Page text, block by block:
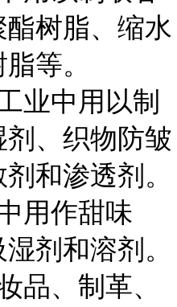
树脂、缩水
等。
业中用以制
、织物防皱
和渗透剂。
用作甜味
剂和溶剂。
品、制革、